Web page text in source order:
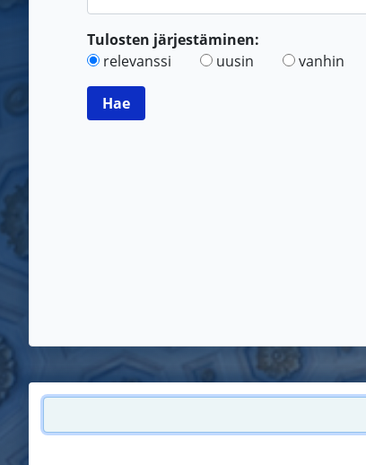
Tulosten järjestäminen:
relevanssi
uusin vanhin